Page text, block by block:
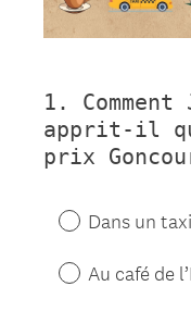
Question
Title
1 .
apprit-il
prix
Dans un taxi
Au café de